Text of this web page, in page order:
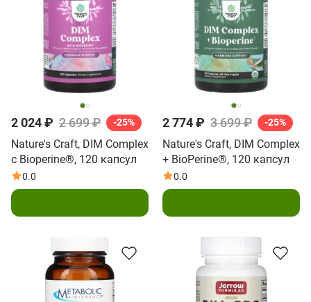
2 024 ₽ 2 699 ₽ -25%
Nature's Craft, DIM Complex
с Bioperine®, 120 капсул
0.0
2 774 ₽ 3 699 ₽ -25%
Nature's Craft, DIM Complex
+ BioPerine®, 120 капсул
0.0